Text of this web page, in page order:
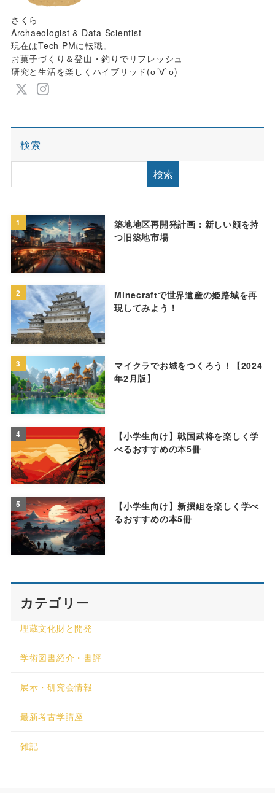
さくら
Archaeologist & Data Scientist
現在はTech PMに転職。
お菓子づくり＆登山・釣りでリフレッシュ
研究と生活を楽しくハイブリッド(о´∀`о)
検索
検索
1
築地地区再開発計画：新しい顔を持
つ旧築地市場
2
Minecraftで世界遺産の姫路城を再
現してみよう！
3
マイクラでお城をつくろう！【2024
年2月版】
4
【小学生向け】戦国武将を楽しく学
べるおすすめの本5冊
5
【小学生向け】新撰組を楽しく学べ
るおすすめの本5冊
カテゴリー
埋蔵文化財と開発
学術図書紹介・書評
展示・研究会情報
最新考古学講座
雑記